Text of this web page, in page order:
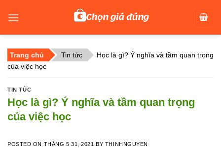
Trang chủ Tin tức
Học là gì? Ý nghĩa và tầm quan trọng
của việc học
TIN TỨC
Học là gì? Ý nghĩa và tầm quan trọng
của việc học
POSTED ON THÁNG 5 31, 2021 BY THINHNGUYEN